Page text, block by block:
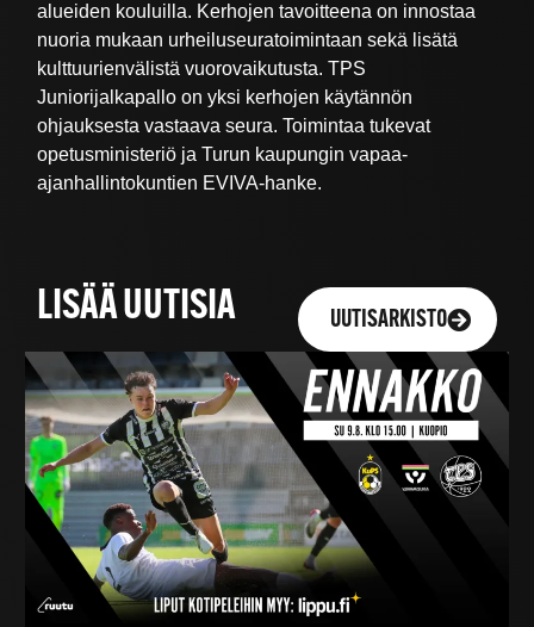
alueiden kouluilla. Kerhojen tavoitteena on innostaa
nuoria mukaan urheiluseuratoimintaan sekä lisätä
kulttuurienvälistä vuorovaikutusta. TPS
Juniorijalkapallo on yksi kerhojen käytännön
ohjauksesta vastaava seura. Toimintaa tukevat
opetusministeriö ja Turun kaupungin vapaa-
ajanhallintokuntien EVIVA-hanke.
LISÄÄ UUTISIA UUTISARKISTO